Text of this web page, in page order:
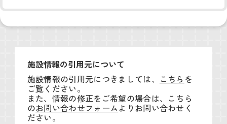
施設情報の引用元について
施設情報の引用元につきましては、 こちら を
ご覧ください。
また、情報の修正をご希望の場合は、こちら
のお問い合わせフォームよりお問い合わせく
ださい。